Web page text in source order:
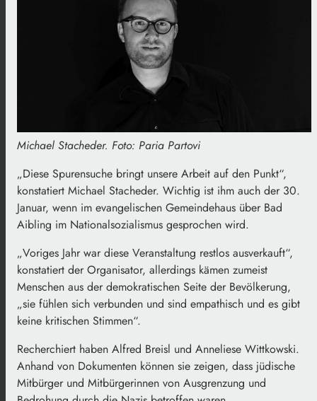
Michael Stacheder. Foto: Paria Partovi
„Diese Spurensuche bringt unsere Arbeit auf den Punkt“,
konstatiert Michael Stacheder. Wichtig ist ihm auch der 30.
Januar, wenn im evangelischen Gemeindehaus über Bad
Aibling im Nationalsozialismus gesprochen wird.
„Voriges Jahr war diese Veranstaltung restlos ausverkauft“,
konstatiert der Organisator, allerdings kämen zumeist
Menschen aus der demokratischen Seite der Bevölkerung,
„sie fühlen sich verbunden und sind empathisch und es gibt
keine kritischen Stimmen“.
Recherchiert haben Alfred Breisl und Anneliese Wittkowski.
Anhand von Dokumenten können sie zeigen, dass jüdische
Mitbürger und Mitbürgerinnen von Ausgrenzung und